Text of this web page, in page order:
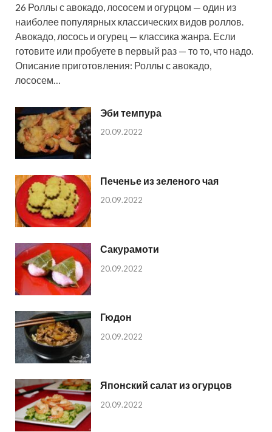
26 Роллы с авокадо, лососем и огурцом — один из
наиболее популярных классических видов роллов.
Авокадо, лосось и огурец — классика жанра. Если
готовите или пробуете в первый раз — то то, что надо.
Описание приготовления: Роллы с авокадо,
лососем…
Эби темпура
20.09.2022
Печенье из зеленого чая
20.09.2022
Сакурамоти
20.09.2022
Гюдон
20.09.2022
Японский салат из огурцов
20.09.2022